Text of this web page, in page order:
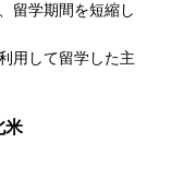
留学期間を短縮し
用して留学した主
米